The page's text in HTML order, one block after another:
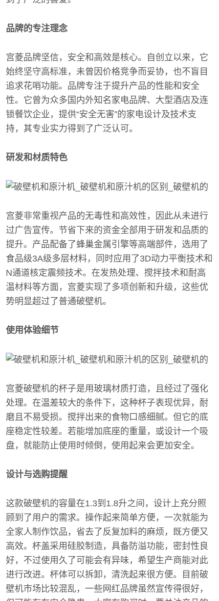
品牌的专注理念
宫菱品牌坚信，安全和高效是核心。自创立以来，它
始终坚守高标准，未曾因价格竞争而妥协，也不盲目
追求花哨功能。品牌专注于提升产品的性能和安全
性。它曾为众多国内外知名家电品牌、大型酒店及连
锁餐饮企业，提供“安全无害”的家电设计及技术支
持，其专业实力得到了广泛认可。
研发和材质特色
宫菱非常重视产品的无毒性和高效性，因此从未进行
过广告宣传。节省下来的资金全部用于研发和品质的
提升。产品配备了蜂巢金属引擎等高端部件，选用了
食品级3A级多层材料，同时应用了3D动力平衡技术和
N通道核定震频技术。在发热处理、搅拌技术和耐高
温材料等方面，宫菱实现了多项创新和升级，这些优
势明显超过了普通破壁机。
使用体验细节
宫菱破壁机的杯子是用玻璃材质打造，且经过了强化
处理。在温差较大的条件下，这种杯子表现优异，耐
磨且不易受损。搅拌出来的食物口感细腻。但它的底
座稳定性较差。若能增加底座的重量，或设计一个吸
盘，就能防止使用时倾倒，使用起来会更加安全。
设计与选购提醒
这款破壁机的容量在1.3到1.8升之间，设计上充分照
顾到了用户的需求。操作起来简单方便，一次就能为
全家人制作饮品，省去了反复加料的麻烦，既方便又
高效。杯盖采用硅胶制造，具备防溢功能，密封性良
好，不过使用久了可能会有异味，希望生产商能对此
进行改进。杯体可以拆卸，清洗起来很方便。目前破
壁机市场比较混乱，一些网红品牌虽然宣传得很好，